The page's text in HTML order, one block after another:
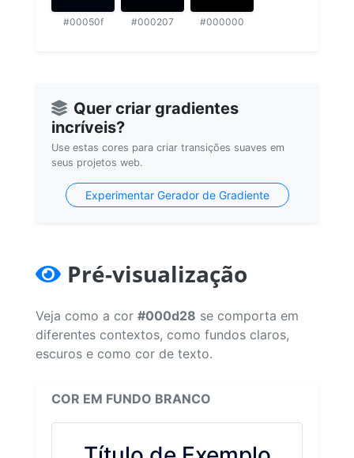
#00050f #000207 #000000
Quer criar gradientes
incríveis?
Use estas cores para criar transições suaves em
seus projetos web.
Experimentar Gerador de Gradiente
Pré-visualização
Veja como a cor #000d28 se comporta em
diferentes contextos, como fundos claros,
escuros e como cor de texto.
COR EM FUNDO BRANCO